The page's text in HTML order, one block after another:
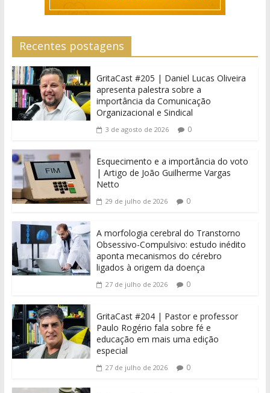
Recentes postagens
GritaCast #205 | Daniel Lucas Oliveira
apresenta palestra sobre a
importância da Comunicação
Organizacional e Sindical
3 de agosto de 2026 0
Esquecimento e a importância do voto
| Artigo de João Guilherme Vargas
Netto
29 de julho de 2026 0
A morfologia cerebral do Transtorno
Obsessivo-Compulsivo: estudo inédito
aponta mecanismos do cérebro
ligados à origem da doença
27 de julho de 2026 0
GritaCast #204 | Pastor e professor
Paulo Rogério fala sobre fé e
educação em mais uma edição
especial
27 de julho de 2026 0